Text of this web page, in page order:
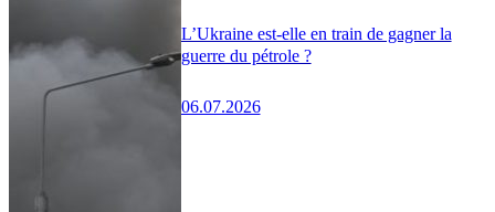
L’Ukraine est-elle en train de gagner la
guerre du pétrole ?
06.07.2026